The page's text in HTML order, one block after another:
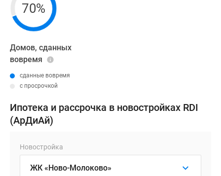
70%
Домов, сданных
вовремя
сданные вовремя
с просрочкой
Ипотека и рассрочка в новостройках RDI
(АрДиАй)
Новостройка